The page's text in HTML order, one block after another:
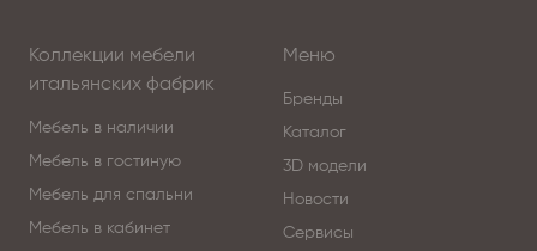
Коллекции мебели
итальянских фабрик
Мебель в наличии
Мебель в гостиную
Мебель для спальни
Мебель в кабинет
Меню
Бренды
Каталог
3D модели
Новости
Сервисы